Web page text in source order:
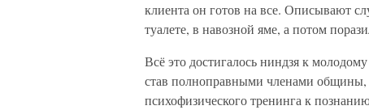
клиента он готов на все. Описывают
туалете, в навозной яме, а потом
Всё это достигалось ниндзя к
став полноправными членами
психофизического тренинга к